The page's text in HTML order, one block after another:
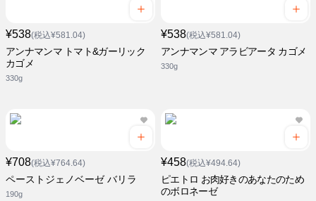
¥538(税込¥581.04)
アンナマンマ トマト&ガーリック
カゴメ
330g
¥538(税込¥581.04)
アンナマンマ アラビアータ カゴメ
330g
¥708(税込¥764.64)
ペーストジェノベーゼ バリラ
190g
¥458(税込¥494.64)
ピエトロ お肉好きのあなたのため
のボロネーゼ